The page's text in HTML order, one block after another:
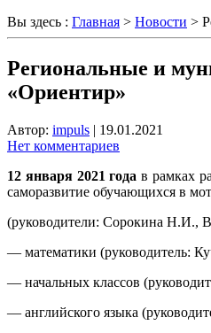
Вы здесь : Главная > Новости >
Региональные и
«Ориентир»
Автор: impuls | 19.01.2021
Нет комментариев
12 января 2021 года в рамках
саморазвитие обучающихся в
(руководители: Сорокина Н.И.,
— математики (руководитель:
— начальных классов
— английского языка